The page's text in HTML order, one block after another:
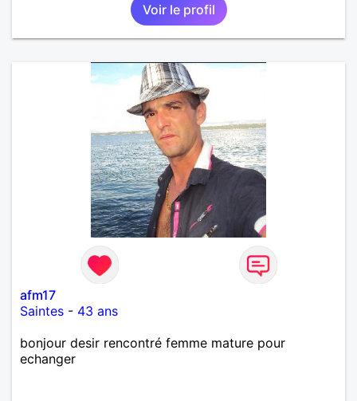
Voir le profil
afm17
Saintes - 43 ans
bonjour desir rencontré femme mature pour
echanger